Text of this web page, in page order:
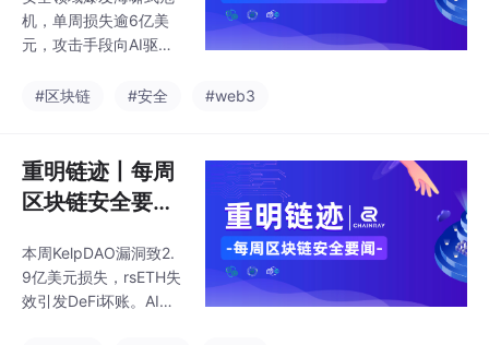
驱动的零日漏洞发现与
自动化攻击首次在野出
现，攻防失衡加剧。监
法案推进释放积极信
从代码安全转向治理
3）
机，单周损失逾6亿美
元，攻击手段向AI驱动
Fi协议的可组合性加剧
至三年高位，美联储加
息预期升温，风险资产
估值持续承压。监管环
SEC的缓和信号与部分
地区的强硬禁令并存，
政治工具化趋势显著。
#区块链 #安全 #web3
重明链迹丨每周
区块链安全要闻
本周KelpDAO漏洞致2.
9亿美元损失，rsETH失
效引发DeFi坏账。AI双